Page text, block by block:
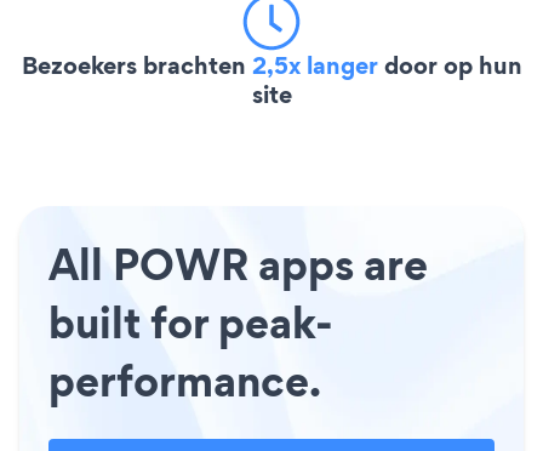
Bezoekers brachten 2,5x langerdoor op hun
site
All POWR apps are
built for peak-
performance.